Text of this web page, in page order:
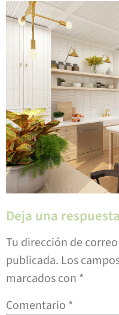
Deja una respuesta
Tu dirección de
publicada. Los
marcados con *
Comentario *